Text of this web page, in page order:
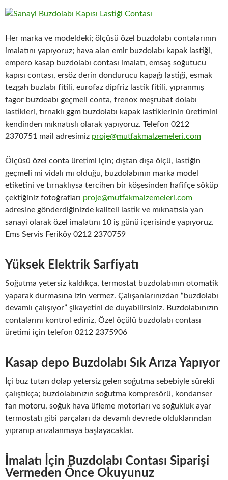
Her marka ve modeldeki; ölçüsü özel buzdolabı contalarının
imalatını yapıyoruz; hava alan emir buzdolabı kapak lastiği,
empero kasap buzdolabı contası imalatı, emsaş soğutucu
kapısı contası, ersöz derin dondurucu kapağı lastiği, esmak
tezgah buzlabı fitili, eurofaz dipfriz lastik fitili, yıpranmış
fagor buzdoabı geçmeli conta, frenox meşrubat dolabı
lastikleri, tırnaklı ggm buzdolabı kapak lastiklerinin üretimini
kendinden mıknatıslı olarak yapıyoruz. Telefon 0212
2370751 mail adresimiz proje@mutfakmalzemeleri.com
Ölçüsü özel conta üretimi için; dıştan dışa ölçü, lastiğin
geçmeli mi vidalı mı olduğu, buzdolabının marka model
etiketini ve tırnaklıysa tercihen bir köşesinden hafifçe söküp
çektiğiniz fotoğrafları proje@mutfakmalzemeleri.com
adresine gönderdiğinizde kaliteli lastik ve mıknatısla yan
sanayi olarak özel imalatını 10 iş günü içerisinde yapıyoruz.
Ems Servis Feriköy 0212 2370759
Yüksek Elektrik Sarfiyatı
Soğutma yetersiz kaldıkça, termostat buzdolabının otomatik
yaparak durmasına izin vermez. Çalışanlarınızdan “buzdolabı
devamlı çalışıyor” şikayetini de duyabilirsiniz. Buzdolabınızın
contalarını kontrol ediniz, Özel öçülü buzdolabı contası
üretimi için telefon 0212 2375906
Kasap depo Buzdolabı Sık Arıza Yapıyor
İçi buz tutan dolap yetersiz gelen soğutma sebebiyle sürekli
çalıştıkça; buzdolabınızın soğutma kompresörü, kondanser
fan motoru, soğuk hava üfleme motorları ve soğukluk ayar
termostatı gibi parçaları da devamlı devrede olduklarından
yıpranıp arızalanmaya başlayacaklar.
İmalatı İçin Buzdolabı Contası Siparişi
Vermeden Önce Okuyunuz